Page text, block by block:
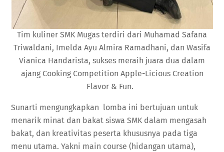
Tim kuliner SMK Mugas terdiri dari Muhamad Safana
Triwaldani, Imelda Ayu Almira Ramadhani, dan Wasifa
Vianica Handarista, sukses meraih juara dua dalam
ajang Cooking Competition Apple-Licious Creation
Flavor & Fun.
Sunarti mengungkapkan lomba ini bertujuan untuk
menarik minat dan bakat siswa SMK dalam mengasah
bakat, dan kreativitas peserta khususnya pada tiga
menu utama. Yakni main course (hidangan utama),